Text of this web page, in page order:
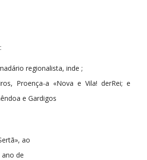
regionalista, inde ;
Proença-a «Nova e Vila! derRei; e
e Gardigos
ao
de